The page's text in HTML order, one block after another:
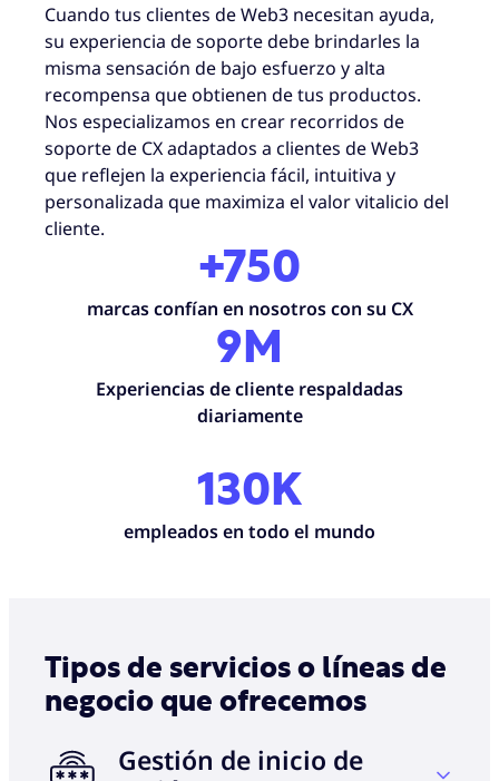
Cuando tus clientes de Web3 necesitan ayuda,
su experiencia de soporte debe brindarles la
misma sensación de bajo esfuerzo y alta
recompensa que obtienen de tus productos.
Nos especializamos en crear recorridos de
soporte de CX adaptados a clientes de Web3
que reflejen la experiencia fácil, intuitiva y
personalizada que maximiza el valor vitalicio del
cliente.
+750
marcas confían en nosotros con su CX
9M
Experiencias de cliente respaldadas
diariamente
130K
empleados en todo el mundo
Tipos de servicios o líneas de
negocio que ofrecemos
Gestión de inicio de